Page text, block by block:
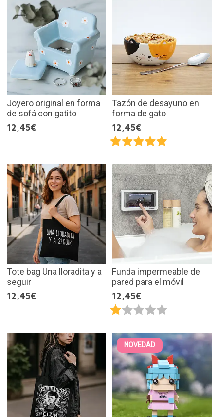
Joyero original en forma
de sofá con gatito
12,45€
Tazón de desayuno en
forma de gato
12,45€
Tote bag Una lloradita y a
seguir
12,45€
Funda impermeable de
pared para el móvil
12,45€
NOVEDAD